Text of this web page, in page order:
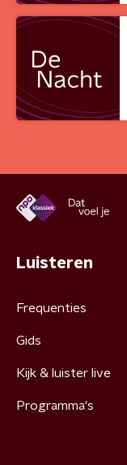
Luisteren
Frequenties
Gids
Kijk & luister live
Programma's